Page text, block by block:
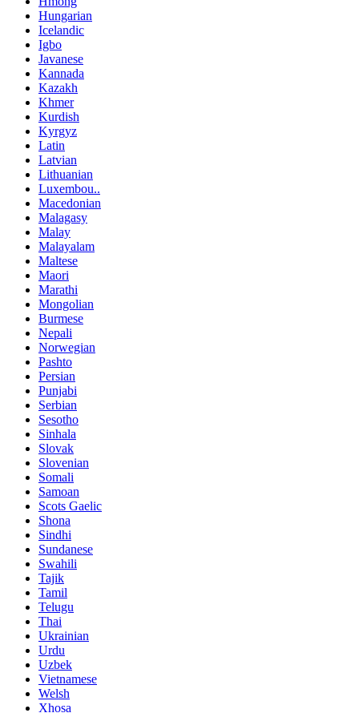
Hungarian
Icelandic
Igbo
Javanese
Kannada
Kazakh
Khmer
Kurdish
Kyrgyz
Latin
Latvian
Lithuanian
Luxembou..
Macedonian
Malagasy
Malay
Malayalam
Maltese
Maori
Marathi
Mongolian
Burmese
Nepali
Norwegian
Pashto
Persian
Punjabi
Serbian
Sesotho
Sinhala
Slovak
Slovenian
Somali
Samoan
Scots Gaelic
Shona
Sindhi
Sundanese
Swahili
Tajik
Tamil
Telugu
Thai
Ukrainian
Urdu
Uzbek
Vietnamese
Welsh
Xhosa